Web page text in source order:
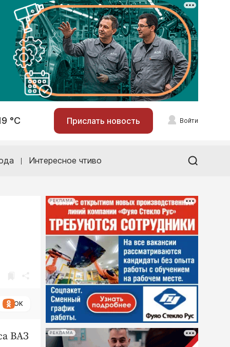
°С Прислать новость Войти
Интересное чтиво
ОК
ВАЗ
РЕКЛАМА
РЕКЛАМА